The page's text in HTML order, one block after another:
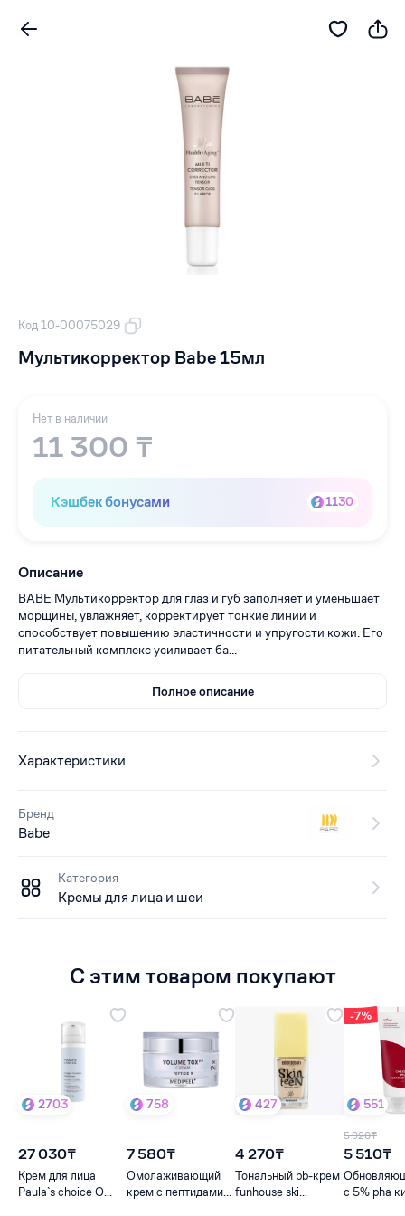
Код 10-00075029
Мультикорректор Babe 15мл
Нет в наличии
11 300 ₸
Кэшбек бонусами 1130
Описание
BABE Мультикорректор для глаз и губ заполняет и уменьшает
морщины, увлажняет, корректирует тонкие линии и
способствует повышению эластичности и упругости кожи. Его
питательный комплекс усиливает ба...
Полное описание
Характеристики
Бренд
Babe
Категория
Кремы для лица и шеи
С этим товаром покупают
2703
27 030₸
Крем для лица
Paula`s choice O...
758
7 580₸
Омолаживающий
крем с пептидами...
427
4 270₸
Тональный bb-крем
funhouse ski...
-7%
551
5 920₸
5 510₸
c 5% pha